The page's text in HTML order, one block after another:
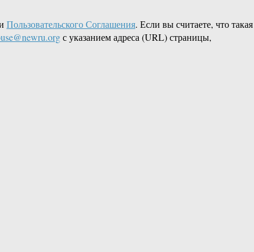
Пользовательского Соглашения. Если вы считаете, что такая
с указанием адреса (URL) страницы,